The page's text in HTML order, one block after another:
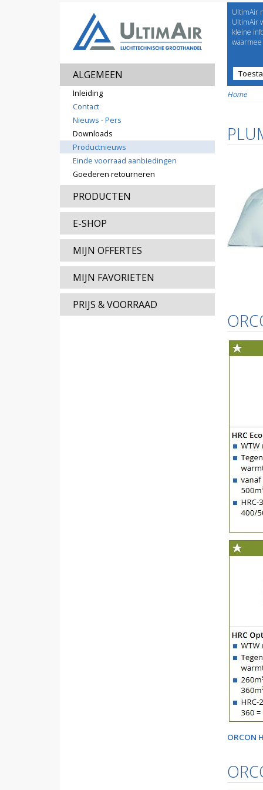
ALGEMEEN
Inleiding
Contact
Nieuws - Pers
Downloads
Productnieuws
Einde voorraad aanbiedingen
Goederen retourneren
PRODUCTEN
E-SHOP
MIJN OFFERTES
MIJN FAVORIETEN
PRIJS & VOORRAAD
UltimAir
UltimAir
kleine
Home
ORCON